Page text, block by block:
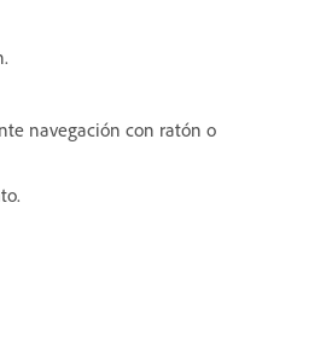
navegación con ratón o